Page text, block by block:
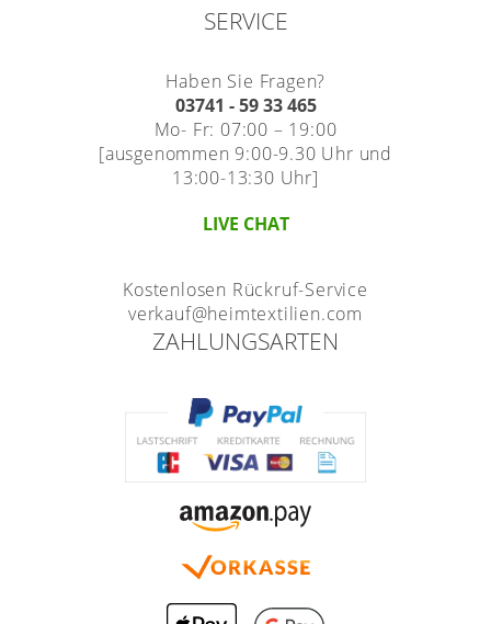
SERVICE
Haben Sie Fragen?
03741 - 59 33 465
Mo- Fr: 07:00 – 19:00
[ausgenommen 9:00-9.30 Uhr und
13:00-13:30 Uhr]
LIVE CHAT
Kostenlosen Rückruf-Service
verkauf@heimtextilien.com
ZAHLUNGSARTEN